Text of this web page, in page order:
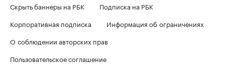
Скрыть баннеры на РБК
Подписка на РБК
Корпоративная подписка
Информация об ограничениях
О соблюдении авторских прав
Пользовательское соглашение